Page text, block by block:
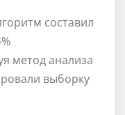
составил
метод анализа
выборку